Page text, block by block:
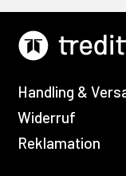
Handling &
Widerruf
Reklamation